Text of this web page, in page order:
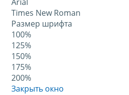
Arial
Times New Roman
Размер шрифта
100%
125%
150%
175%
200%
Закрыть окно